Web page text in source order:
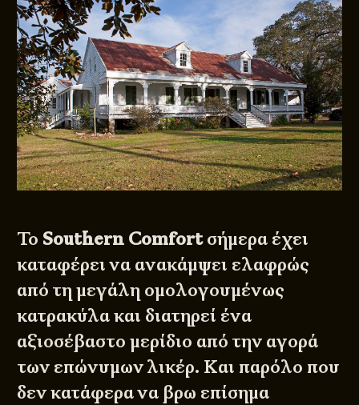
Το Southern Comfortσήμερα έχει
καταφέρει να ανακάμψει ελαφρώς
από τη μεγάλη ομολογουμένως
κατρακύλα και διατηρεί ένα
αξιοσέβαστο μερίδιο από την αγορά
των επώνυμων λικέρ. Και παρόλο που
δεν κατάφερα να βρω επίσημα